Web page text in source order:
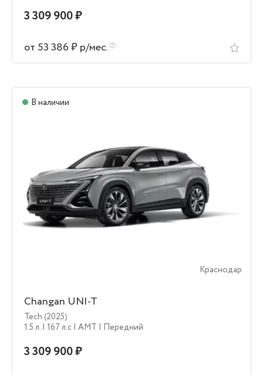
3 309 900 ₽
от 53 386 ₽ р/мес.
В наличии
Краснодар
Changan UNI-T
Tech (2025)
1.5 л. | 167 л.c | AMT | Передний
3 309 900 ₽